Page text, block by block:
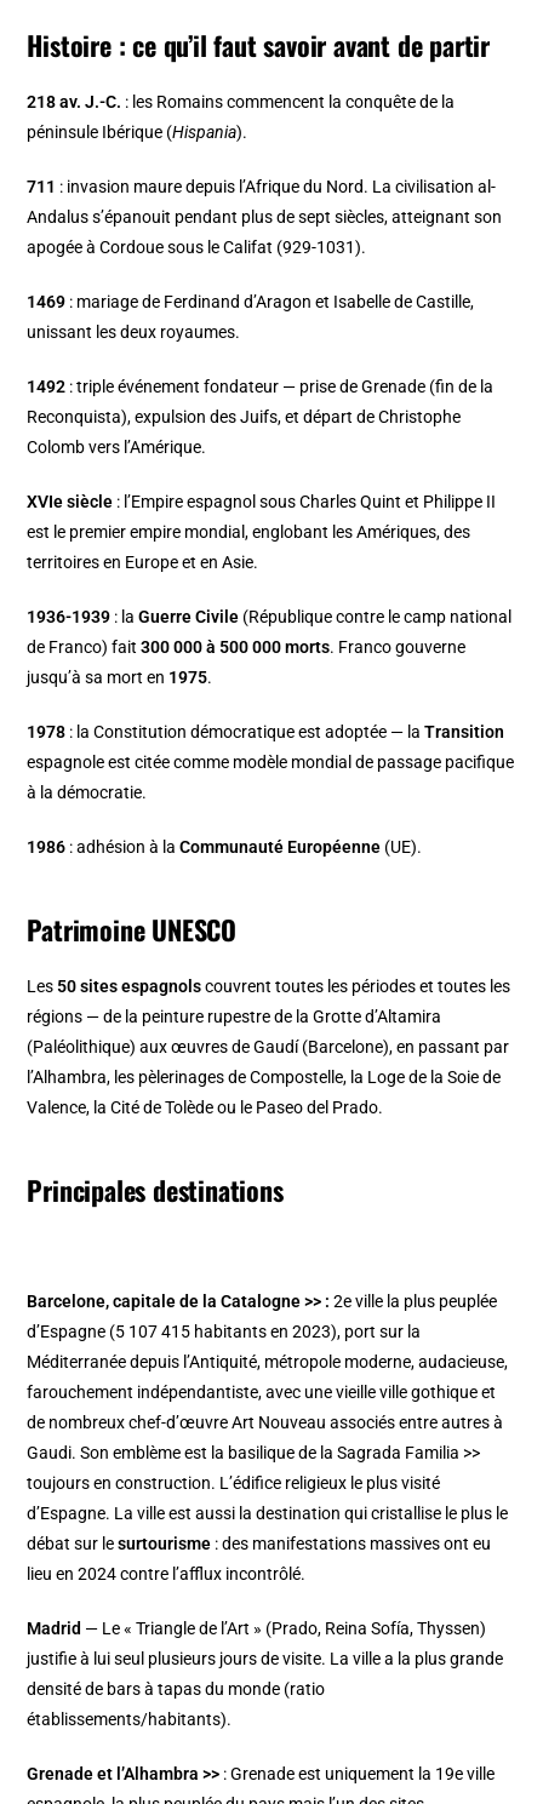
Histoire : ce qu’il faut savoir avant de partir
218 av. J.-C. : les Romains commencent la conquête de la
péninsule Ibérique (Hispania).
711 : invasion maure depuis l’Afrique du Nord. La civilisation al-
Andalus s’épanouit pendant plus de sept siècles, atteignant son
apogée à Cordoue sous le Califat (929-1031).
1469 : mariage de Ferdinand d’Aragon et Isabelle de Castille,
unissant les deux royaumes.
1492 : triple événement fondateur — prise de Grenade (fin de la
Reconquista), expulsion des Juifs, et départ de Christophe
Colomb vers l’Amérique.
XVIe siècle : l’Empire espagnol sous Charles Quint et Philippe II
est le premier empire mondial, englobant les Amériques, des
territoires en Europe et en Asie.
1936-1939 : laGuerre Civile (République contre le camp national
de Franco) fait300 000 à 500 000 morts. Franco gouverne
jusqu’à sa mort en 1975.
1978 : la Constitution démocratique est adoptée — laTransition
espagnole est citée comme modèle mondial de passage pacifique
à la démocratie.
1986 : adhésion à laCommunauté Européenne (UE).
Patrimoine UNESCO
Les 50 sites espagnolscouvrent toutes les périodes et toutes les
régions — de la peinture rupestre de la Grotte d’Altamira
(Paléolithique) aux œuvres de Gaudí (Barcelone), en passant par
l’Alhambra, les pèlerinages de Compostelle, la Loge de la Soie de
Valence, la Cité de Tolède ou le Paseo del Prado.
Principales destinations
Barcelone, capitale de la Catalogne >> : 2e ville la plus peuplée
d’Espagne (5 107 415 habitants en 2023), port sur la
Méditerranée depuis l’Antiquité, métropole moderne, audacieuse,
farouchement indépendantiste, avec une vieille ville gothique et
de nombreux chef-d’œuvre Art Nouveau associés entre autres à
Gaudi. Son emblème est la basilique de la Sagrada Familia >>
toujours en construction. L’édifice religieux le plus visité
d’Espagne. La ville est aussi la destination qui cristallise le plus le
débat sur lesurtourisme : des manifestations massives ont eu
lieu en 2024 contre l’afflux incontrôlé.
Madrid — Le « Triangle de l’Art » (Prado, Reina Sofía, Thyssen)
justifie à lui seul plusieurs jours de visite. La ville a la plus grande
densité de bars à tapas du monde (ratio
établissements/habitants).
Grenade et l’Alhambra >> : Grenade est uniquement la 19e ville